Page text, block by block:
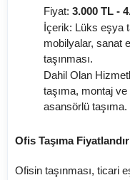
Fiyat: 3.000 TL -
İçerik: Lüks eşya
mobilyalar, sanat
taşınması.
Dahil Olan
taşıma, montaj
asansörlü taşıma.
Ofis Taşıma
Ofisin taşınması, ticari